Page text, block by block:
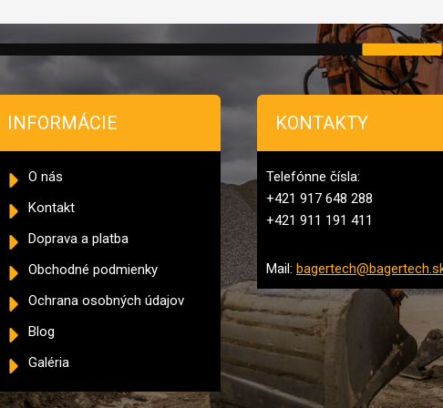
INFORMÁCIE
O nás
Kontakt
Doprava a platba
Obchodné podmienky
Ochrana osobných údajov
Blog
Galéria
KONTAKTY
Telefónne čísla:
+421 917 648 288
+421 911 191 411
Mail: